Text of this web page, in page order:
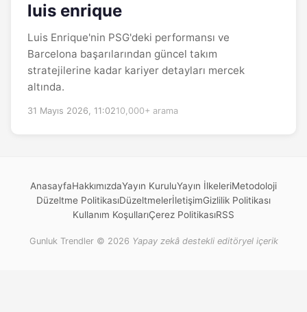
luis enrique
Luis Enrique'nin PSG'deki performansı ve
Barcelona başarılarından güncel takım
stratejilerine kadar kariyer detayları mercek
altında.
31 Mayıs 2026, 11:0210,000+ arama
AnasayfaHakkımızdaYayın KuruluYayın İlkeleriMetodoloji
Düzeltme PolitikasıDüzeltmelerİletişimGizlilik Politikası
Kullanım KoşullarıÇerez PolitikasıRSS
Gunluk Trendler © 2026 Yapay zekâ destekli editöryel içerik